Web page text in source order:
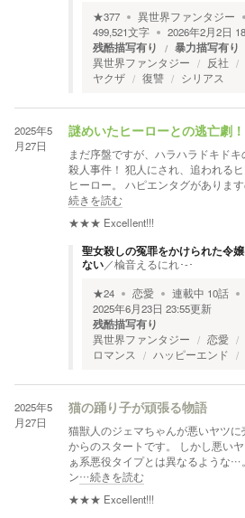
★377 異世界ファンタジー
499,521文字 2026年2月2日
残酷描写有り 暴力描写有り
異世界ファンタジー 反社
ヤクザ
復讐 シリアス
2025年5
月27日
謎めいたヒーローとの逃亡劇！
まだ序盤ですが、ハラハラドキド
殺人事件！ 犯人にされ、追われる
ヒーロー。 ハピエンタグがありま
続きを読む
★★★ Excellent!!!
聖女殺しの冤罪をかけられた令
ない／楡音えるにれ･-･
★24 恋愛 連載中 10話
2025年6月23日 23:55更新
残酷描写有り
異世界ファンタジー 恋愛
ロマンス
ハッピーエンド
2025年5
月27日
猫の踊り子が頑張る物語
猫獣人のジェマちゃんが悪いヤツ
からのスタートです。 しかし悪い
ぁ系悪役タイプとは異なるような…
ン…続きを読む
★★★ Excellent!!!